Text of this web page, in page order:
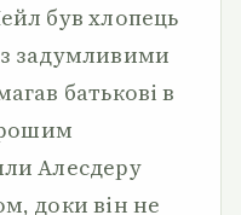
був хлопець
задумливими
батькові в
Алесдеру
доки він не